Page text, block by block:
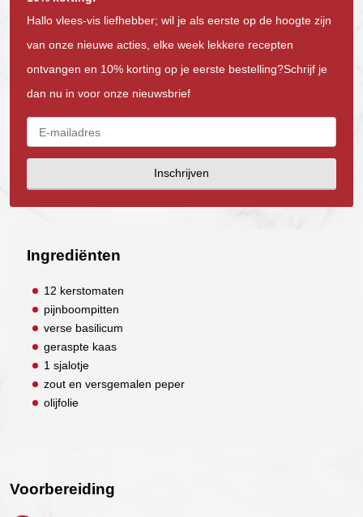
Hallo vlees-vis liefhebber; wil je als eerste op de hoogte zijn
van onze nieuwe acties, elke week lekkere recepten
ontvangen en 10% korting op je eerste bestelling?Schrijf je
dan nu in voor onze nieuwsbrief
Inschrijven
Ingrediënten
12 kerstomaten
pijnboompitten
verse basilicum
geraspte kaas
1 sjalotje
zout en versgemalen peper
olijfolie
Voorbereiding